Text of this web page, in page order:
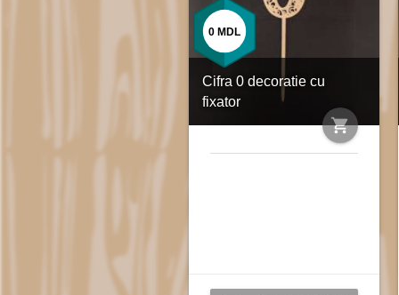
Cifra 0 decoratie cu
fixator
shopping_cart
0 MDL